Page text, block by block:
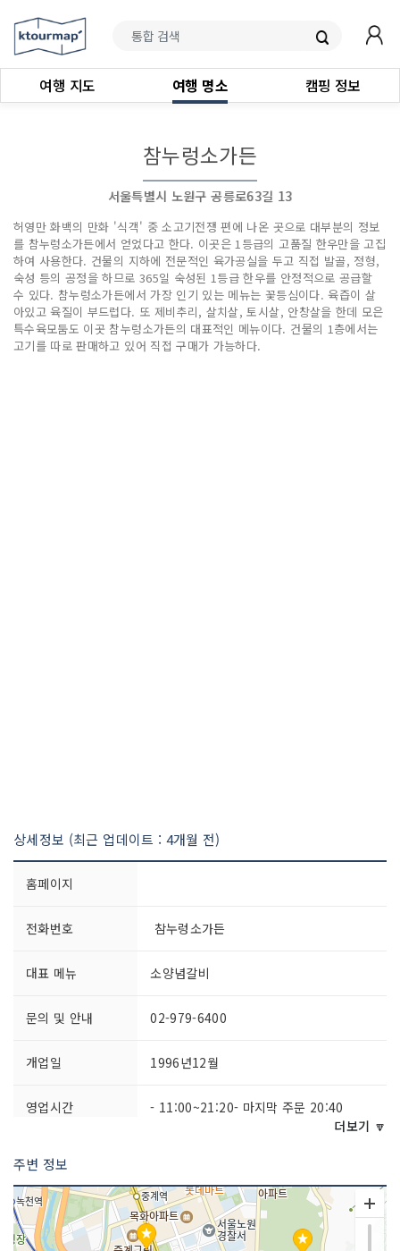
여행 지도 여행 명소 캠핑 정보
참누렁소가든
서울특별시 노원구 공릉로63길 13
허영만 화백의 만화 '식객' 중 소고기전쟁 편에 나온 곳으로 대부분의 정보
를 참누렁소가든에서 얻었다고 한다. 이곳은 1등급의 고품질 한우만을 고집
하여 사용한다. 건물의 지하에 전문적인 육가공실을 두고 직접 발골, 정형,
숙성 등의 공정을 하므로 365일 숙성된 1등급 한우를 안정적으로 공급할
수 있다. 참누렁소가든에서 가장 인기 있는 메뉴는 꽃등심이다. 육즙이 살
아있고 육질이 부드럽다. 또 제비추리, 살치살, 토시살, 안창살을 한데 모은
특수육모둠도 이곳 참누렁소가든의 대표적인 메뉴이다. 건물의 1층에서는
고기를 따로 판매하고 있어 직접 구매가 가능하다.
상세정보 (최근 업데이트 : 4개월 전)
홈페이지
전화번호 참누렁소가든
대표 메뉴 소양념갈비
문의 및 안내 02-979-6400
개업일 1996년12월
영업시간 - 11:00~21:20- 마지막 주문 20:40
쉬는날 연중무휴
취급 메뉴 돼지목살, 갈비 / 한우불고기 / 갈비탕 등
더보기 🔽
주변 정보